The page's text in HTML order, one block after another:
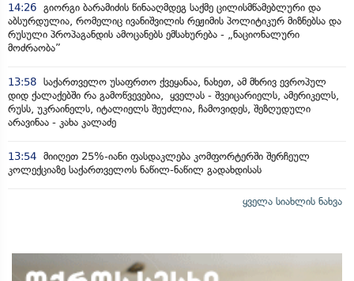
14:26 გიორგი ბარამიძის წინააღმდეგ საქმე ცილისმწამებლური და
აბსურდულია, რომელიც ივანიშვილის რეჟიმის პოლიტიკურ მიზნებსა და
რუსული პროპაგანდის ამოცანებს ემსახურება - „ნაციონალური
მოძრაობა”
13:58 საქართველო უსაფრთო ქვეყანაა, ნახეთ, ამ მხრივ ევროპულ
დიდ ქალაქებში რა გამოწვევებია, ყველას - შვეიცარიელს, ამერიკელს,
რუსს, უკრაინელს, იტალიელს შეუძლია, ჩამოვიდეს, შეზღუდული
არავინაა - კახა კალაძე
13:54 მიიღეთ 25%-იანი ფასდაკლება კომფორტერში შერჩეულ
კოლექციაზე საქართველოს ნაწილ-ნაწილ გადახდისას
ყველა სიახლის ნახვა